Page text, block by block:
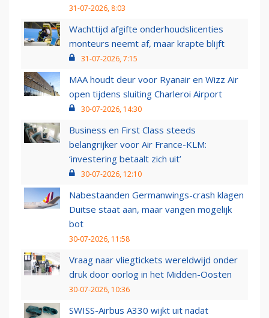
31-07-2026, 8:03
Wachttijd afgifte onderhoudslicenties
monteurs neemt af, maar krapte blijft
31-07-2026, 7:15
MAA houdt deur voor Ryanair en Wizz Air
open tijdens sluiting Charleroi Airport
30-07-2026, 14:30
Business en First Class steeds
belangrijker voor Air France-KLM:
‘investering betaalt zich uit’
30-07-2026, 12:10
Nabestaanden Germanwings-crash klagen
Duitse staat aan, maar vangen mogelijk
bot
30-07-2026, 11:58
Vraag naar vliegtickets wereldwijd onder
druk door oorlog in het Midden-Oosten
30-07-2026, 10:36
SWISS-Airbus A330 wijkt uit nadat